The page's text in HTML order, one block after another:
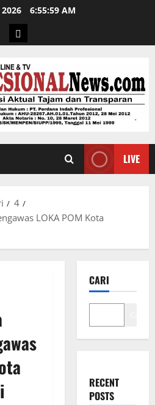
6:56:00 AM
LIVE
4
LOKA POM Kota
CARI
RECENT
POSTS